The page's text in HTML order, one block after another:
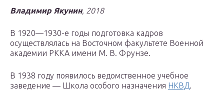
Владимир Якунин, 2018
В 1920—1930-е годы подготовка кадров
осуществлялась на Восточном факультете Военной
академии РККА имени М. В. Фрунзе.
В 1938 году появилось ведомственное учебное
заведение — Школа особого назначения НКВД.